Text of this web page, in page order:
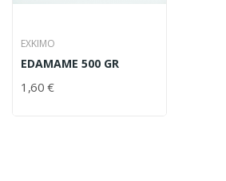
EXKIMO
EDAMAME 500 GR
1,60 €